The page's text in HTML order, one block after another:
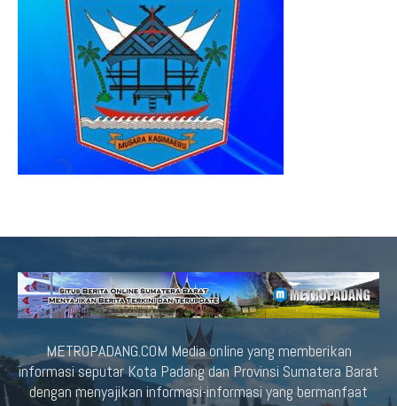
METROPADANG.COM Media online yang memberikan
informasi seputar Kota Padang dan Provinsi Sumatera Barat
dengan menyajikan informasi-informasi yang bermanfaat